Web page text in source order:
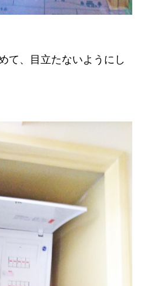
て、目立たないようにし